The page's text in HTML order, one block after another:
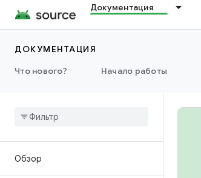
Документация
ДОКУМЕНТАЦИЯ
Что нового?
Начало работы
Обзор